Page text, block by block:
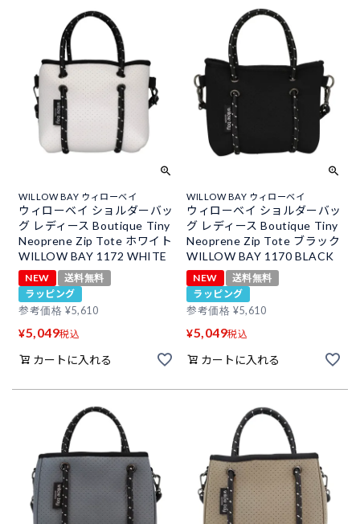
WILLOW BAY ウィローベイ
ウィローベイ ショルダーバッ
グ レディース Boutique Tiny
Neoprene Zip Tote ホワイト
WILLOW BAY 1172 WHITE
NEW
送料無料
ラッピング
参考価格 ¥5,610
¥5,049税込
カートに入れる
WILLOW BAY ウィローベイ
ウィローベイ ショルダーバッ
グ レディース Boutique Tiny
Neoprene Zip Tote ブラック
WILLOW BAY 1170 BLACK
NEW
送料無料
ラッピング
参考価格 ¥5,610
¥5,049税込
カートに入れる